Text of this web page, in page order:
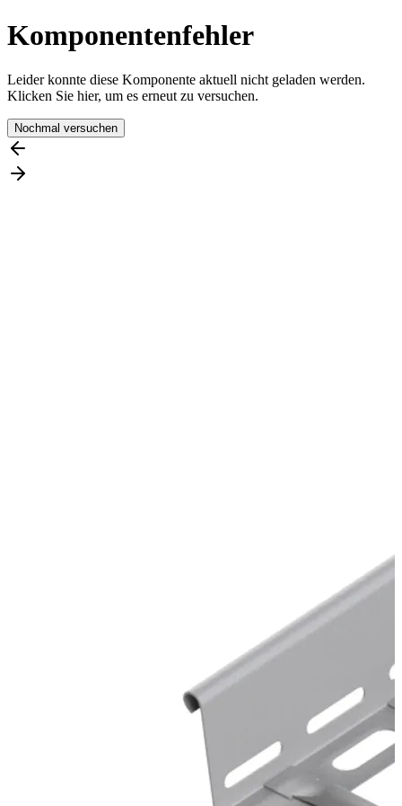
Komponentenfehler
Leider konnte diese Komponente aktuell nicht geladen werden.
Klicken Sie hier, um es erneut zu versuchen.
Nochmal versuchen